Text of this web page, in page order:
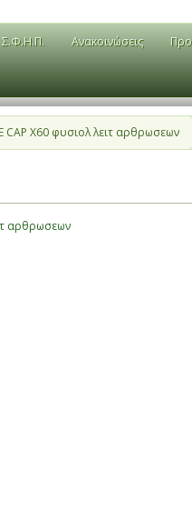
Ανακοινώσεις
CAP X60 φυσιολ λειτ αρθρωσεων
αρθρωσεων